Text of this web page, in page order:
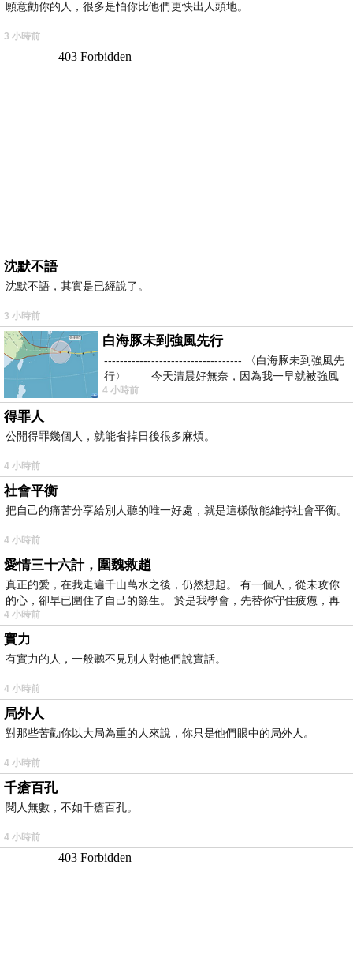
願意勸你的人，很多是怕你比他們更快出人頭地。
3 小時前
沈默不語
沈默不語，其實是已經說了。
3 小時前
白海豚未到強風先行
----------------------------------- 〈白海豚未到強風先
行〉 今天清晨好無奈，因為我一早就被強風
4 小時前
得罪人
公開得罪幾個人，就能省掉日後很多麻煩。
4 小時前
社會平衡
把自己的痛苦分享給別人聽的唯一好處，就是這樣做能維持社會平衡。
4 小時前
愛情三十六計，圍魏救趙
真正的愛，在我走遍千山萬水之後，仍然想起。 有一個人，從未攻你
的心，卻早已圍住了自己的餘生。 於是我學會，先替你守住疲憊，再
4 小時前
實力
有實力的人，一般聽不見別人對他們說實話。
4 小時前
局外人
對那些苦勸你以大局為重的人來說，你只是他們眼中的局外人。
4 小時前
千瘡百孔
閱人無數，不如千瘡百孔。
4 小時前